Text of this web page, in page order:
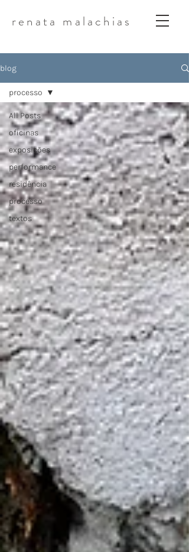
renata malachias
blog
All Posts
oficinas
exposições
performance
residência
processo
textos
processo